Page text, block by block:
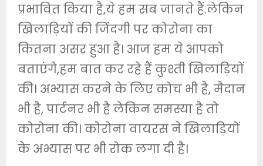
प्रभावित किया है,ये हम सब जानते हैं.लेकिन
खिलाड़ियों की जिंंदगी पर कोरोना का
कितना असर हुआ है। आज हम ये आपको
बताएंगे,हम बात कर रहे हैं कुश्ती खिलाड़ियों
की। अभ्यास करने के लिए कोच भी है, मैदान
भी है, पार्टनर भी है लेकिन समस्या है तो
कोरोना की। कोरोना वायरस ने खिलाड़ियों
के अभ्यास पर भी रोक लगा दी है।